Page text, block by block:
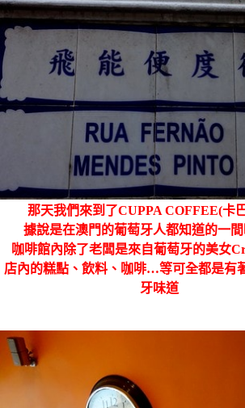
那天我們來到了CUPPA COFFEE(卡
據說是在澳門的葡萄牙人都知道的一間
咖啡館內除了老闆是來自葡萄牙的美女
店內的糕點、飲料、咖啡…等可全都是有
牙味道